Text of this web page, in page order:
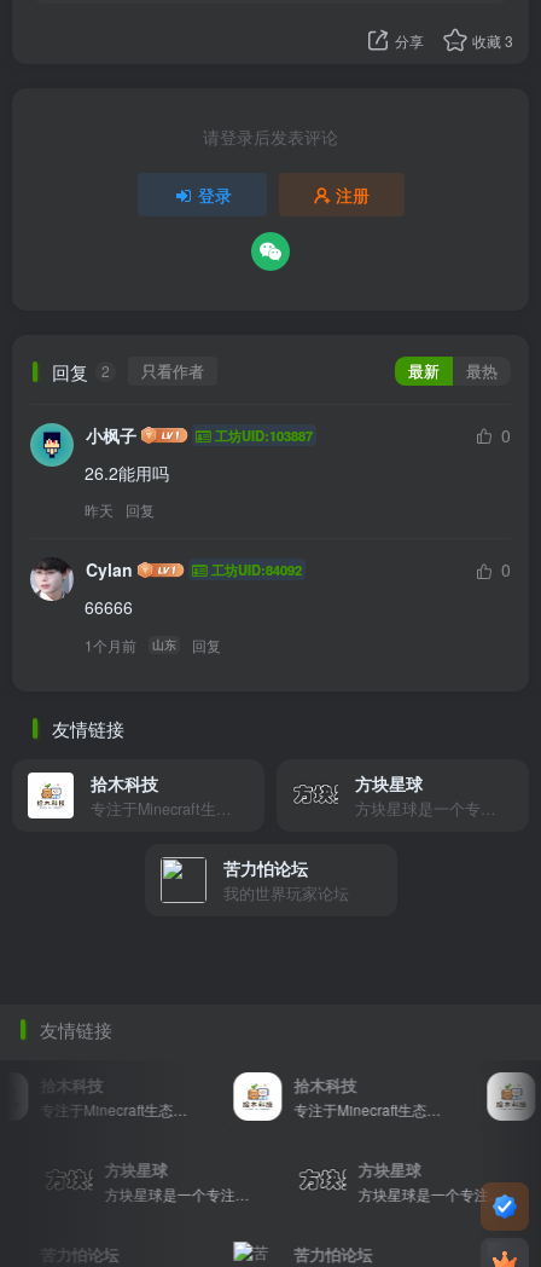
分享 收藏3
请登录后发表评论
登录 注册
回复 2 只看作者 最新 最热
小枫子 工坊UID:103887
0
26.2能用吗
昨天 回复
Cylan 工坊UID:84092
0
66666
1个月前 山东 回复
友情链接
拾木科技
专注于Minecraft生态建设
方块星球
方块星球是一个专注于我的世界的中文论坛，提供丰富的资源分享、玩家交流和创意展示，包括地图、皮肤、数据包等内容，打造Minecraft玩家的专属社区乐园！
苦力怕论坛
我的世界玩家论坛
友情链接
拾木科技
专注于Minecraft生态建设
拾木科技
专注于Minecraft生态建设
方块星球 方块星球
方块星球是一个专注于我的世界的中文论坛，提供丰富的资源分享、玩家交流和创意展示，包括地图、皮肤、数据包等内容，打造Minecraft玩家的专属社区乐园！
苦力怕论坛 苦力怕论坛